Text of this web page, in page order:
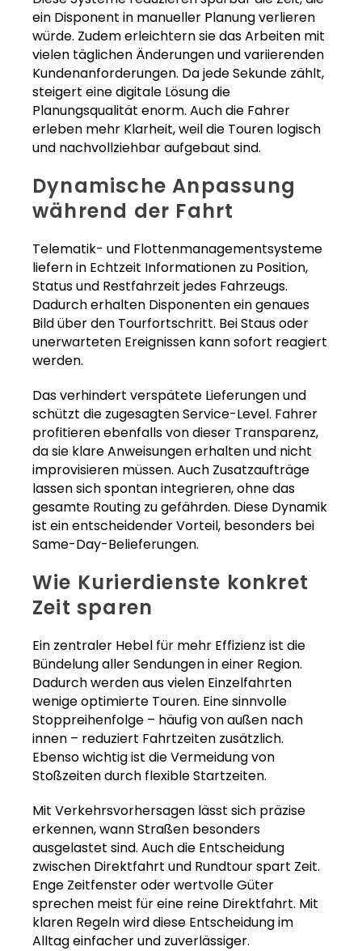
ein Disponent in manueller Planung verlieren
würde. Zudem erleichtern sie das Arbeiten mit
vielen täglichen Änderungen und variierenden
Kundenanforderungen. Da jede Sekunde zählt,
steigert eine digitale Lösung die
Planungsqualität enorm. Auch die Fahrer
erleben mehr Klarheit, weil die Touren logisch
und nachvollziehbar aufgebaut sind.
Dynamische Anpassung
während der Fahrt
Telematik- und Flottenmanagementsysteme
liefern in Echtzeit Informationen zu Position,
Status und Restfahrzeit jedes Fahrzeugs.
Dadurch erhalten Disponenten ein genaues
Bild über den Tourfortschritt. Bei Staus oder
unerwarteten Ereignissen kann sofort reagiert
werden.
Das verhindert verspätete Lieferungen und
schützt die zugesagten Service-Level. Fahrer
profitieren ebenfalls von dieser Transparenz,
da sie klare Anweisungen erhalten und nicht
improvisieren müssen. Auch Zusatzaufträge
lassen sich spontan integrieren, ohne das
gesamte Routing zu gefährden. Diese Dynamik
ist ein entscheidender Vorteil, besonders bei
Same-Day-Belieferungen.
Wie Kurierdienste konkret
Zeit sparen
Ein zentraler Hebel für mehr Effizienz ist die
Bündelung aller Sendungen in einer Region.
Dadurch werden aus vielen Einzelfahrten
wenige optimierte Touren. Eine sinnvolle
Stoppreihenfolge – häufig von außen nach
innen – reduziert Fahrtzeiten zusätzlich.
Ebenso wichtig ist die Vermeidung von
Stoßzeiten durch flexible Startzeiten.
Mit Verkehrsvorhersagen lässt sich präzise
erkennen, wann Straßen besonders
ausgelastet sind. Auch die Entscheidung
zwischen Direktfahrt und Rundtour spart Zeit.
Enge Zeitfenster oder wertvolle Güter
sprechen meist für eine reine Direktfahrt. Mit
klaren Regeln wird diese Entscheidung im
Alltag einfacher und zuverlässiger.